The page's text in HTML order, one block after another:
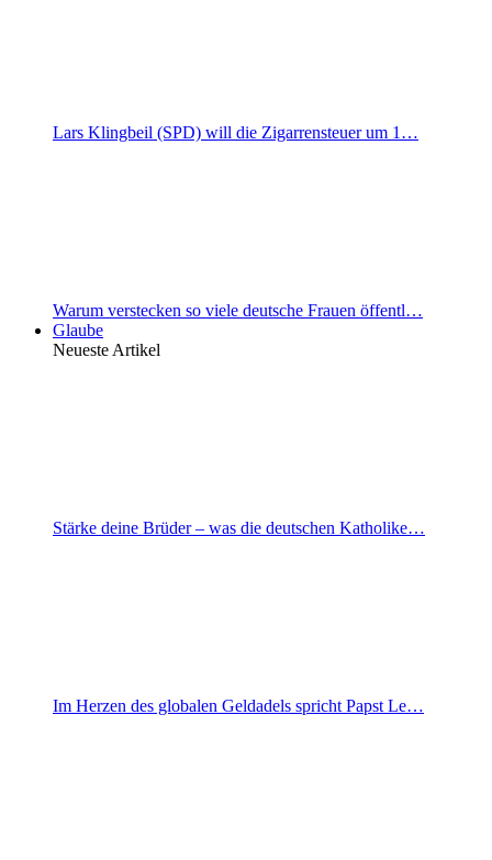
Lars Klingbeil (SPD) will die Zigarrensteuer um 1…
Warum verstecken so viele deutsche Frauen öffentl…
Glaube
Neueste Artikel
Stärke deine Brüder – was die deutschen Katholike…
Im Herzen des globalen Geldadels spricht Papst Le…